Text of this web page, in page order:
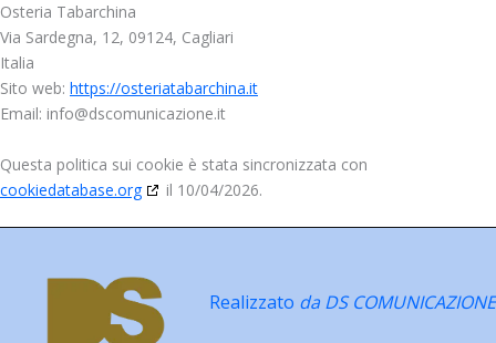
Osteria Tabarchina
Via Sardegna, 12, 09124, Cagliari
Italia
Sito web: https://osteriatabarchina.it
Email: info@dscomunicazione.it
Questa politica sui cookie è stata sincronizzata con
cookiedatabase.org
il 10/04/2026.
Realizzato da DS COMUNICAZIONE